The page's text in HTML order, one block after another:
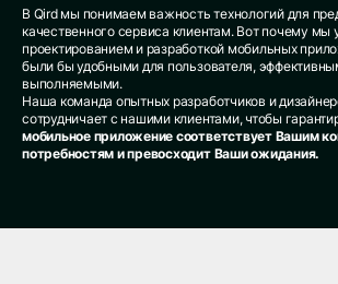
В Qird мы понимаем важность технологий для
качественного сервиса клиентам. Вот почему мы
проектированием и разработкой мобильных
были бы удобными для пользователя,
выполняемыми.
Наша команда опытных разработчиков и
сотрудничает с нашими клиентами, чтобы
мобильное приложение соответствует Вашим
потребностям и превосходит Ваши ожидания.